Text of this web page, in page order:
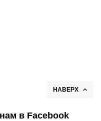
НАВЕРХ 
в Facebook